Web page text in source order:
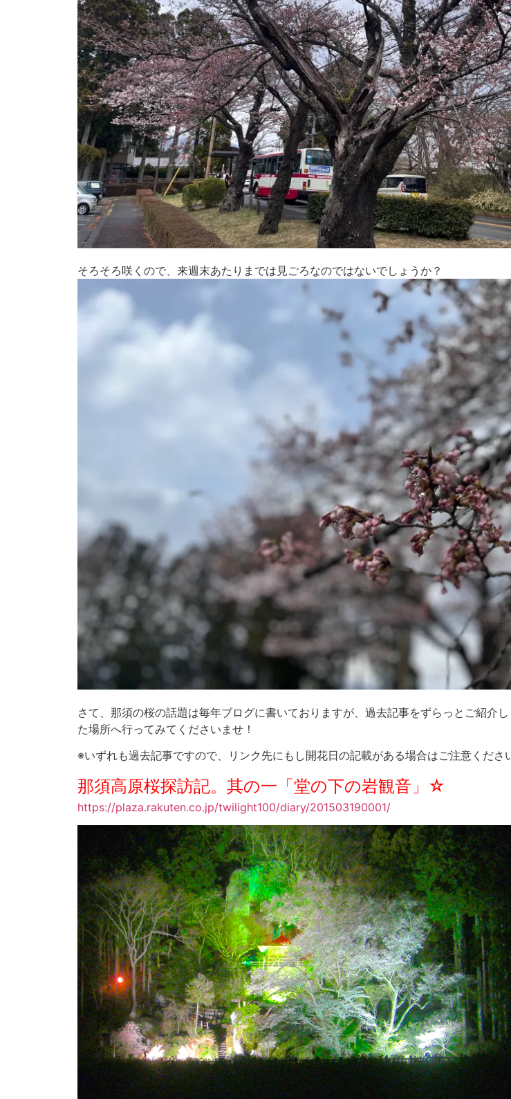
そろそろ咲くので、来週末あたりまでは見ごろなのではないでしょうか？
さて、那須の桜の話題は毎年ブログに書いておりますが、過去記事をずらっとご紹介
た場所へ行ってみてくださいませ！
※いずれも過去記事ですので、リンク先にもし開花日の記載がある場合はご注意くださ
那須高原桜探訪記。其の一「堂の下の岩観音」☆
https://plaza.rakuten.co.jp/twilight100/diary/201503190001/